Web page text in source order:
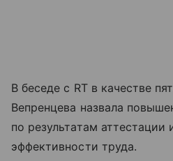
В беседе с RT в качестве
Вепренцева назвала
по результатам аттестации
эффективности труда.